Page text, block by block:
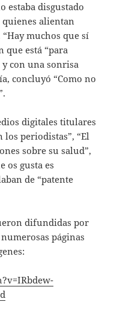
estaba disgustado
quienes alientan
muchos que sí
que está “para
con una sonrisa
concluyó “Como no
digitales titulares
los periodistas”, “El
sobre su salud”,
os gusta es
de “patente
difundidas por
páginas